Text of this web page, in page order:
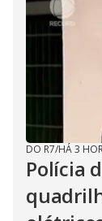
DO R7/HÁ 3
Polícia